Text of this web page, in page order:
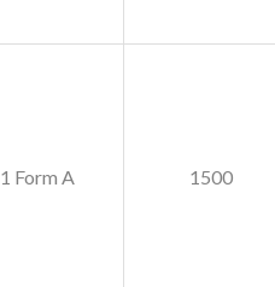
1 Form A 1500